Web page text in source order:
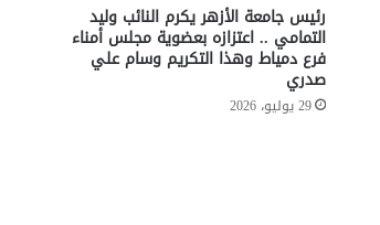
رئيس جامعة الأزهر يكرم النائب وليد
التمامي .. اعتزازه بعضوية مجلس أمناء
فرع دمياط وهذا التكريم وسام علي
صدري
29 يوليو، 2026